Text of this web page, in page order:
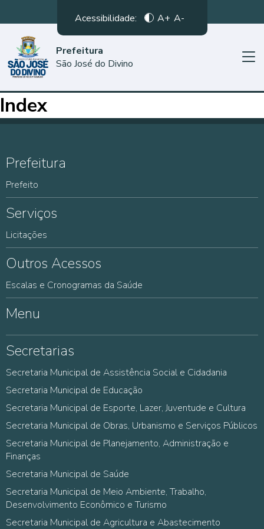
Acessibilidade: A+ A-
Prefeitura
São José do Divino
Index
Prefeitura
Prefeito
Serviços
Licitações
Outros Acessos
Escalas e Cronogramas da Saúde
Menu
Secretarias
Secretaria Municipal de Assistência Social e Cidadania
Secretaria Municipal de Educação
Secretaria Municipal de Esporte, Lazer, Juventude e Cultura
Secretaria Municipal de Obras, Urbanismo e Serviços Públicos
Secretaria Municipal de Planejamento, Administração e
Finanças
Secretaria Municipal de Saúde
Secretaria Municipal de Meio Ambiente, Trabalho,
Desenvolvimento Econômico e Turismo
Secretaria Municipal de Agricultura e Abastecimento